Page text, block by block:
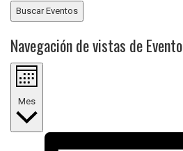
Buscar Eventos
Navegación de vistas de Evento
Mes